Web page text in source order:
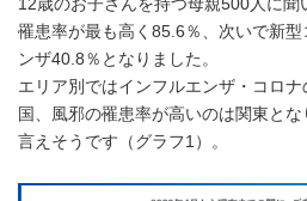
12歳のお子さんを持つ母親500人に
罹患率が最も高く85.6％、次いで新
ンザ40.8％となりました。
エリア別ではインフルエンザ・コロ
国、風邪の罹患率が高いのは関東と
言えそうです（グラフ1）。